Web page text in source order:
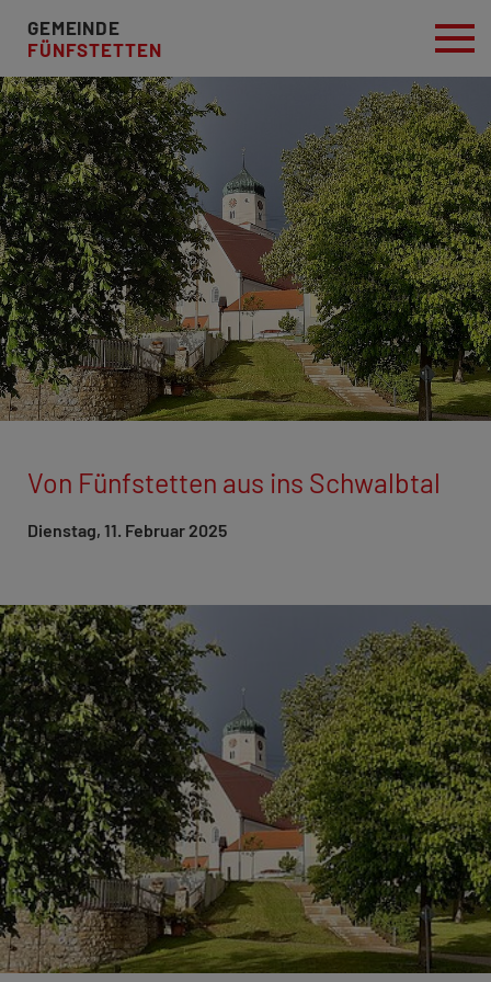
GEMEINDE
FÜNFSTETTEN
Von Fünfstetten aus ins Schwalbtal
Dienstag, 11. Februar 2025